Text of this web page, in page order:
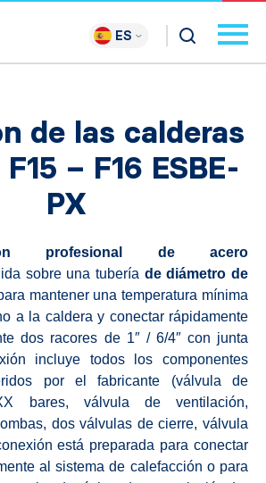
ES
de las calderas
– F16 ESBE-
PX
profesional de acero
sobre una tubería de diámetro de
mantener una temperatura mínima
a la caldera y conectar rápidamente
dos racores de 1″ / 6/4″ con junta
incluye todos los componentes
por el fabricante (válvula de
bares, válvula de ventilación,
dos válvulas de cierre, válvula
está preparada para conectar
al sistema de calefacción o para